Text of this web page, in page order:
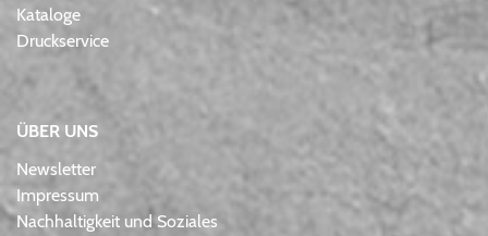
Kataloge
Druckservice
ÜBER UNS
Newsletter
Impressum
Nachhaltigkeit und Soziales